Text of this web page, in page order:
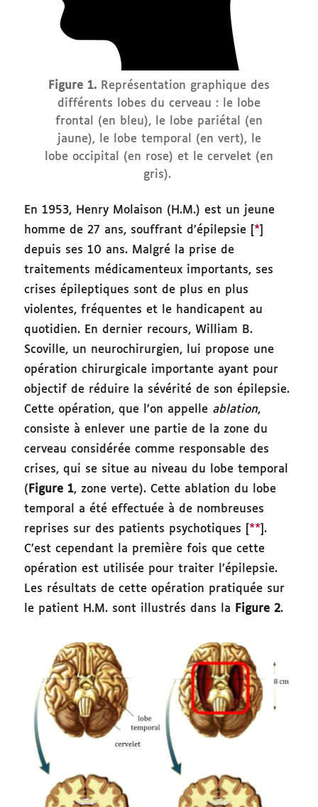
Figure 1. Représentation graphique des
différents lobes du cerveau : le lobe
frontal (en bleu), le lobe pariétal (en
jaune), le lobe temporal (en vert), le
lobe occipital (en rose) et le cervelet (en
gris).
En 1953, Henry Molaison (H.M.) est un jeune
homme de 27 ans, souffrant d’épilepsie [ *
depuis ses 10 ans. Malgré la prise de
traitements médicamenteux importants, ses
crises épileptiques sont de plus en plus
violentes, fréquentes et le handicapent au
quotidien. En dernier recours, William B.
Scoville, un neurochirurgien, lui propose une
opération chirurgicale importante ayant pour
objectif de réduire la sévérité de son épilepsie.
Cette opération, que l’on appelle ablation,
consiste à enlever une partie de la zone du
cerveau considérée comme responsable des
crises, qui se situe au niveau du lobe temporal
( Figure 1, zone verte). Cette ablation du lobe
temporal a été effectuée à de nombreuses
reprises sur des patients psychotiques [ ** ].
C’est cependant la première fois que cette
opération est utilisée pour traiter l’épilepsie.
Les résultats de cette opération pratiquée sur
le patient H.M. sont illustrés dans la
Figure 2.